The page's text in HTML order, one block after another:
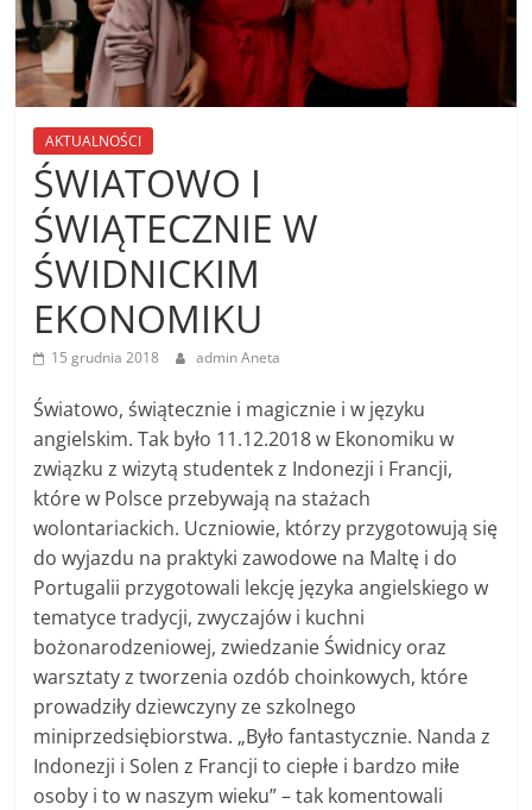
AKTUALNOŚCI
ŚWIATOWO I
ŚWIĄTECZNIE W
ŚWIDNICKIM
EKONOMIKU
15 grudnia 2018 admin Aneta
Światowo, świątecznie i magicznie i w języku
angielskim. Tak było 11.12.2018 w Ekonomiku w
związku z wizytą studentek z Indonezji i Francji,
które w Polsce przebywają na stażach
wolontariackich. Uczniowie, którzy przygotowują się
do wyjazdu na praktyki zawodowe na Maltę i do
Portugalii przygotowali lekcję języka angielskiego w
tematyce tradycji, zwyczajów i kuchni
bożonarodzeniowej, zwiedzanie Świdnicy oraz
warsztaty z tworzenia ozdób choinkowych, które
prowadziły dziewczyny ze szkolnego
miniprzedsiębiorstwa. „Było fantastycznie. Nanda z
Indonezji i Solen z Francji to ciepłe i bardzo miłe
osoby i to w naszym wieku” – tak komentowali